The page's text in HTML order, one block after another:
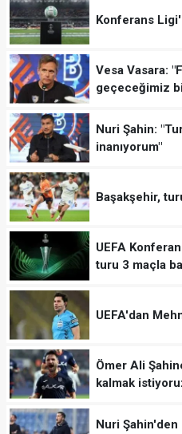
Konferans
Vesa Vasara:
geçeceğimiz
Nuri Şahin:
inanıyorum"
Başakşehir,
UEFA
turu 3 maçla
UEFA'dan
Ömer Ali
kalmak
Nuri Şahin'den